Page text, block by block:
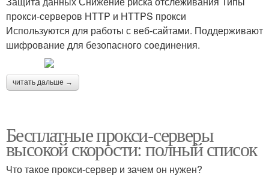
прокси-серверов HTTP и HTTPS прокси
Используются для работы с веб-сайтами. Поддерживают
шифрование для безопасного соединения.
читать дальше →
Бесплатные прокси-серверы
высокой скорости: полный список
Что такое прокси-сервер и зачем он нужен?